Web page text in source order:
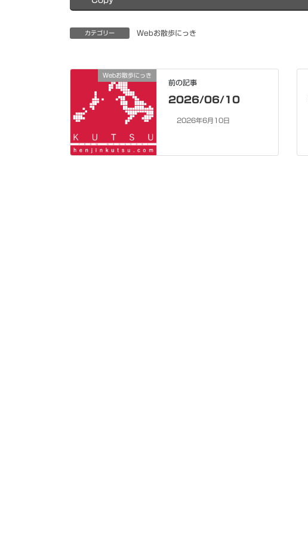
カテゴリー Webお散歩にっき
Webお散歩にっき
前の記事
2026/06/10
2026年6月10日